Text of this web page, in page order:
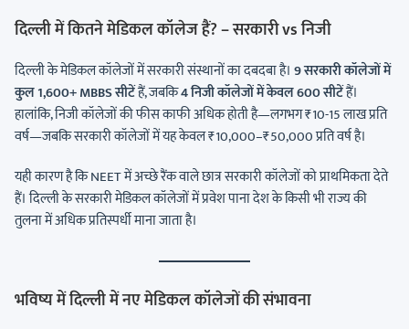
दिल्ली में कितने मेडिकल कॉलेज हैं? – सरकारी vs निजी
दिल्ली के मेडिकल कॉलेजों में सरकारी संस्थानों का दबदबा है। 9 सरकारी कॉलेजों में
कुल 1,600+ MBBS सीटेंहैं, जबकि4 निजी कॉलेजों में केवल 600 सीटेंहैं।
हालांकि, निजी कॉलेजों की फीस काफी अधिक होती है—लगभग ₹10-15 लाख प्रति
वर्ष—जबकि सरकारी कॉलेजों में यह केवल ₹10,000–₹50,000 प्रति वर्ष है।
यही कारण है कि NEET में अच्छे रैंक वाले छात्र सरकारी कॉलेजों को प्राथमिकता देते
हैं। दिल्ली के सरकारी मेडिकल कॉलेजों में प्रवेश पाना देश के किसी भी राज्य की
तुलना में अधिक प्रतिस्पर्धी माना जाता है।
भविष्य में दिल्ली में नए मेडिकल कॉलेजों की संभावना